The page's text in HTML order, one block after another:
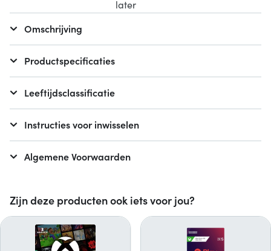
Zijn deze producten ook iets voor jou?
Omschrijving
Productspecificaties
Leeftijdsclassificatie
Instructies voor inwisselen
Algemene Voorwaarden